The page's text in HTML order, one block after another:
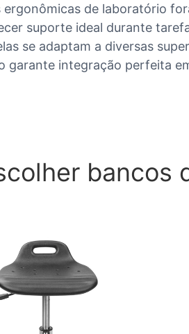
ergonômicas de laboratório
suporte ideal durante
se adaptam a diversas
garante integração perfeita
bancos